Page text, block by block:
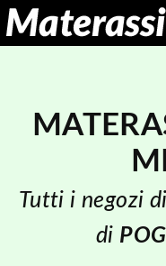
Tutti i negozi
di